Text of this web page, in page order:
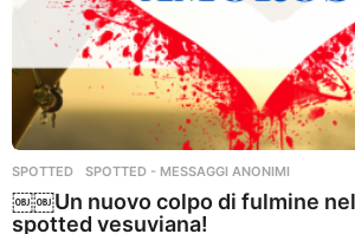
SPOTTED ,SPOTTED - MESSAGGI ANONIMI
￼￼Un nuovo colpo di fulmine
spotted vesuviana!